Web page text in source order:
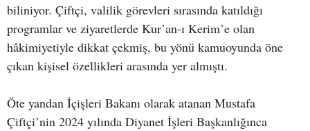
biliniyor. Çiftçi, valilik görevleri sırasında katıldığı
programlar ve ziyaretlerde Kur’an-ı Kerim’e olan
hâkimiyetiyle dikkat çekmiş, bu yönü kamuoyunda öne
çıkan kişisel özellikleri arasında yer almıştı.
Öte yandan İçişleri Bakanı olarak atanan Mustafa
Çiftçi’nin 2024 yılında Diyanet İşleri Başkanlığınca